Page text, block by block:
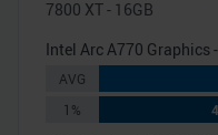
7800 XT - 16GB
Intel Arc A770 Graphics
AVG
1%